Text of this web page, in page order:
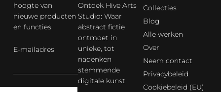
Ontdek Hive Arts
Studio: Waar
abstract fictie
ontmoet in
unieke, tot
nadenken
stemmende
digitale kunst.
Collecties
Blog
Alle werken
Over
Neem contact
Privacybeleid
Cookiebeleid (EU)
hoogte van
nieuwe producten
en functies
E-mailadres